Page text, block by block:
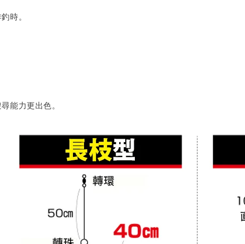
時。
能力更出色。